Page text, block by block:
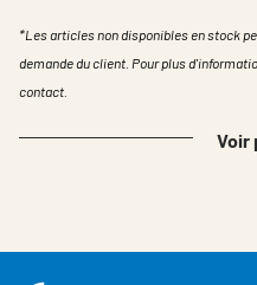
*Les articles non disponibles en stock
demande du client. Pour plus
contact.
Voir